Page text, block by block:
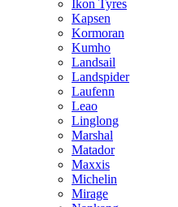
Ikon Tyres
Kapsen
Kormoran
Kumho
Landsail
Landspider
Laufenn
Leao
Linglong
Marshal
Matador
Maxxis
Michelin
Mirage